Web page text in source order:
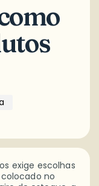
exige escolhas
no